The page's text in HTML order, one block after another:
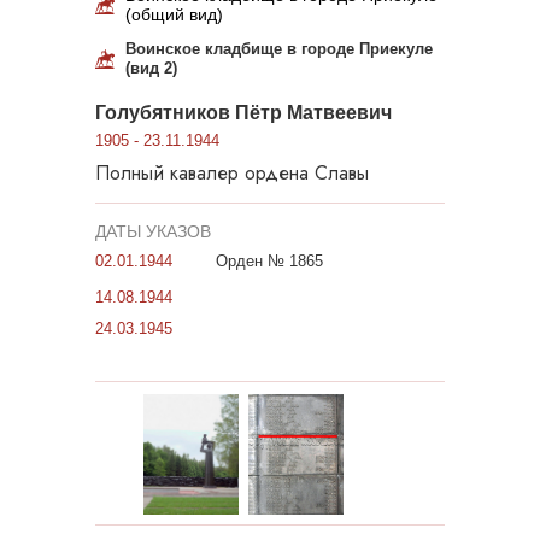
(общий вид)
Воинское кладбище в городе Приекуле
(вид 2)
Голубятников Пётр Матвеевич
1905 - 23.11.1944
Полный кавалер ордена Славы
ДАТЫ УКАЗОВ
02.01.1944
Орден № 1865
14.08.1944
24.03.1945